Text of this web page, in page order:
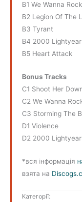
B1 We Wanna
B2 Legion Of The
B3 Tyrant
B4 2000
B5 Heart Attack
Bonus Tracks
C1 Shoot Her
C2 We Wanna
C3 Storming The
D1 Violence
D2 2000
*вся інформація
взята на
Категорії: